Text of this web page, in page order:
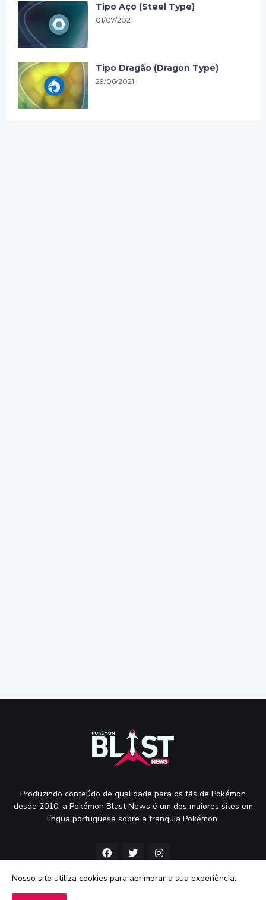
Tipo Aço (Steel Type)
01/07/2021
Tipo Dragão (Dragon Type)
29/06/2021
Produzindo conteúdo de qualidade para os fãs de Pokémon
desde 2010, a Pokémon Blast News é um dos maiores sites em
língua portuguesa sobre a franquia Pokémon!
Nosso site utiliza cookies para aprimorar a sua experiência.